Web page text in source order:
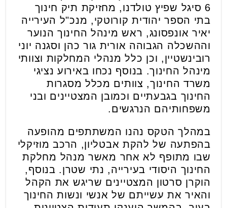
6 סיגל שפיץ טולדנו, מחזיקת תיק חינוך
בתי הספר יהודית קורוטקי, מנכ"ל העירייה
יאיר אונפסונג, ראש מינהל החינוך הנוער
וההשכלה הגבוהה אורית גור כהן וסגנה יוני
רובינשטיין, וכן כלל מנהלי המחלקות וצוותי
מינהל החינוך. בנוסף נכחו באירוע נציגי
משרד החינוך, צוותים מכלל מסגרות
החינוך בגבעתיים וכמובן המצטיינים ובני
משפחותיהם הנרגשים.
במהלך הטקס נהנו המשתתפים מהופעה
בהפתעה של להקת אבטליון, הרכב מוזיקלי
שבו מתופף לא אחר מאשר מנהל מחלקת
החינוך היסודי בעירייה, נתי שטרן. בנוסף,
הוקרן סרטון המצטיינים שריגש את הקהל
והאיר את עשייתם של אנשי ונשות החינוך